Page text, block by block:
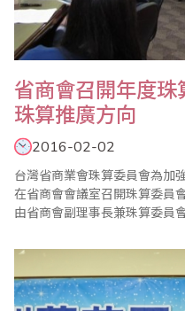
省商會召開年度
珠算推廣方向
2016-02-02
台灣省商業會珠算委員會為加
在省商會會議室召開珠算委員
由省商會副理事長兼珠算委員
算心算聯合測試考區主任共同參與。 會中除報告珠算
度珠算推廣工作外，也通過
珠心算檢定（3/20、5/15、9..